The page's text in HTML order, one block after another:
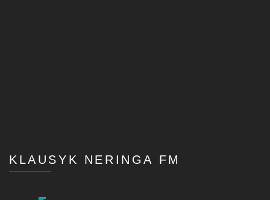
KLAUSYK NERINGA FM